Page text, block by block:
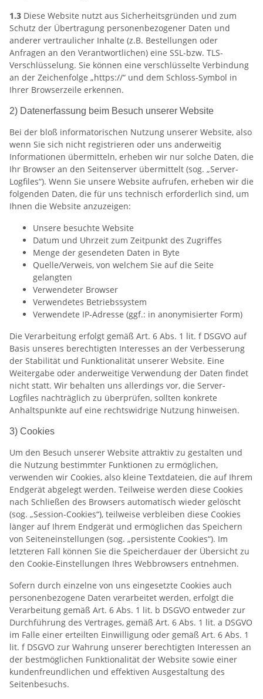
1.3 Diese Website nutzt aus Sicherheitsgründen und zum
Schutz der Übertragung personenbezogener Daten und
anderer vertraulicher Inhalte (z.B. Bestellungen oder
Anfragen an den Verantwortlichen) eine SSL-bzw. TLS-
Verschlüsselung. Sie können eine verschlüsselte Verbindung
an der Zeichenfolge „https://“ und dem Schloss-Symbol in
Ihrer Browserzeile erkennen.
2) Datenerfassung beim Besuch unserer Website
Bei der bloß informatorischen Nutzung unserer Website, also
wenn Sie sich nicht registrieren oder uns anderweitig
Informationen übermitteln, erheben wir nur solche Daten, die
Ihr Browser an den Seitenserver übermittelt (sog. „Server-
Logfiles“). Wenn Sie unsere Website aufrufen, erheben wir die
folgenden Daten, die für uns technisch erforderlich sind, um
Ihnen die Website anzuzeigen:
Unsere besuchte Website
Datum und Uhrzeit zum Zeitpunkt des Zugriffes
Menge der gesendeten Daten in Byte
Quelle/Verweis, von welchem Sie auf die Seite
gelangten
Verwendeter Browser
Verwendetes Betriebssystem
Verwendete IP-Adresse (ggf.: in anonymisierter Form)
Die Verarbeitung erfolgt gemäß Art. 6 Abs. 1 lit. f DSGVO auf
Basis unseres berechtigten Interesses an der Verbesserung
der Stabilität und Funktionalität unserer Website. Eine
Weitergabe oder anderweitige Verwendung der Daten findet
nicht statt. Wir behalten uns allerdings vor, die Server-
Logfiles nachträglich zu überprüfen, sollten konkrete
Anhaltspunkte auf eine rechtswidrige Nutzung hinweisen.
3) Cookies
Um den Besuch unserer Website attraktiv zu gestalten und
die Nutzung bestimmter Funktionen zu ermöglichen,
verwenden wir Cookies, also kleine Textdateien, die auf Ihrem
Endgerät abgelegt werden. Teilweise werden diese Cookies
nach Schließen des Browsers automatisch wieder gelöscht
(sog. „Session-Cookies“), teilweise verbleiben diese Cookies
länger auf Ihrem Endgerät und ermöglichen das Speichern
von Seiteneinstellungen (sog. „persistente Cookies“). Im
letzteren Fall können Sie die Speicherdauer der Übersicht zu
den Cookie-Einstellungen Ihres Webbrowsers entnehmen.
Sofern durch einzelne von uns eingesetzte Cookies auch
personenbezogene Daten verarbeitet werden, erfolgt die
Verarbeitung gemäß Art. 6 Abs. 1 lit. b DSGVO entweder zur
Durchführung des Vertrages, gemäß Art. 6 Abs. 1 lit. a DSGVO
im Falle einer erteilten Einwilligung oder gemäß Art. 6 Abs. 1
lit. f DSGVO zur Wahrung unserer berechtigten Interessen an
der bestmöglichen Funktionalität der Website sowie einer
kundenfreundlichen und effektiven Ausgestaltung des
Seitenbesuchs.